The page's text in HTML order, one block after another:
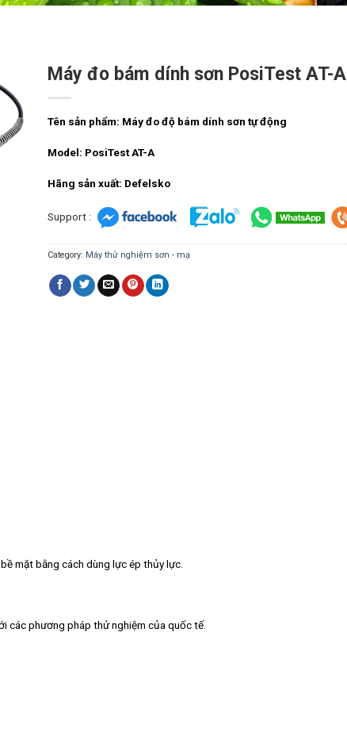
Máy đo bám dính sơn PosiTest AT-A
Tên sản phẩm: Máy đo độ bám dính sơn tự động
Model: PosiTest AT-A
Hãng sản xuất: Defelsko
Support :
Category: Máy thử nghiệm sơn - mạ
mặt bằng cách dùng lực ép thủy lực.
các phương pháp thử nghiệm của quốc tế.